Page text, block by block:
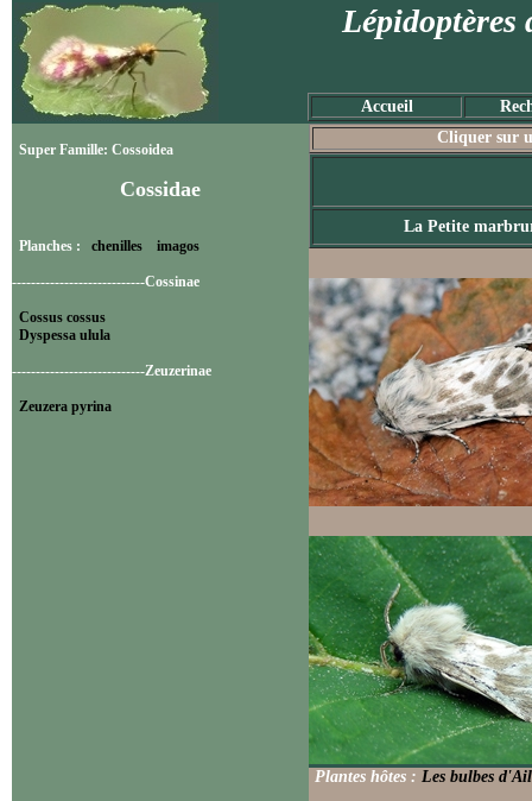
Lépidoptères
Accueil
Super Famille: Cossoidea
Cossidae
Planches : chenilles imagos
----------------------------Cossinae
Cossus cossus
Dyspessa ulula
----------------------------Zeuzerinae
Zeuzera pyrina
Cliquer sur
La Petite
Plantes hôtes : Les bulbes